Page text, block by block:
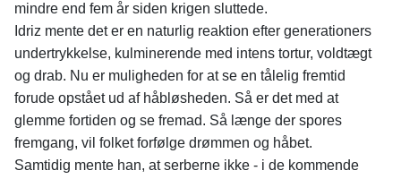
mindre end fem år siden krigen sluttede.
Idriz mente det er en naturlig reaktion efter generationers
undertrykkelse, kulminerende med intens tortur, voldtægt
og drab. Nu er muligheden for at se en tålelig fremtid
forude opstået ud af håbløsheden. Så er det med at
glemme fortiden og se fremad. Så længe der spores
fremgang, vil folket forfølge drømmen og håbet.
Samtidig mente han, at serberne ikke - i de kommende